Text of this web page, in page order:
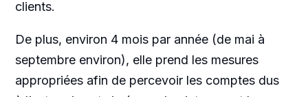
clients.
De plus, environ 4 mois par année (de mai à
septembre environ), elle prend les mesures
appropriées afin de percevoir les comptes dus